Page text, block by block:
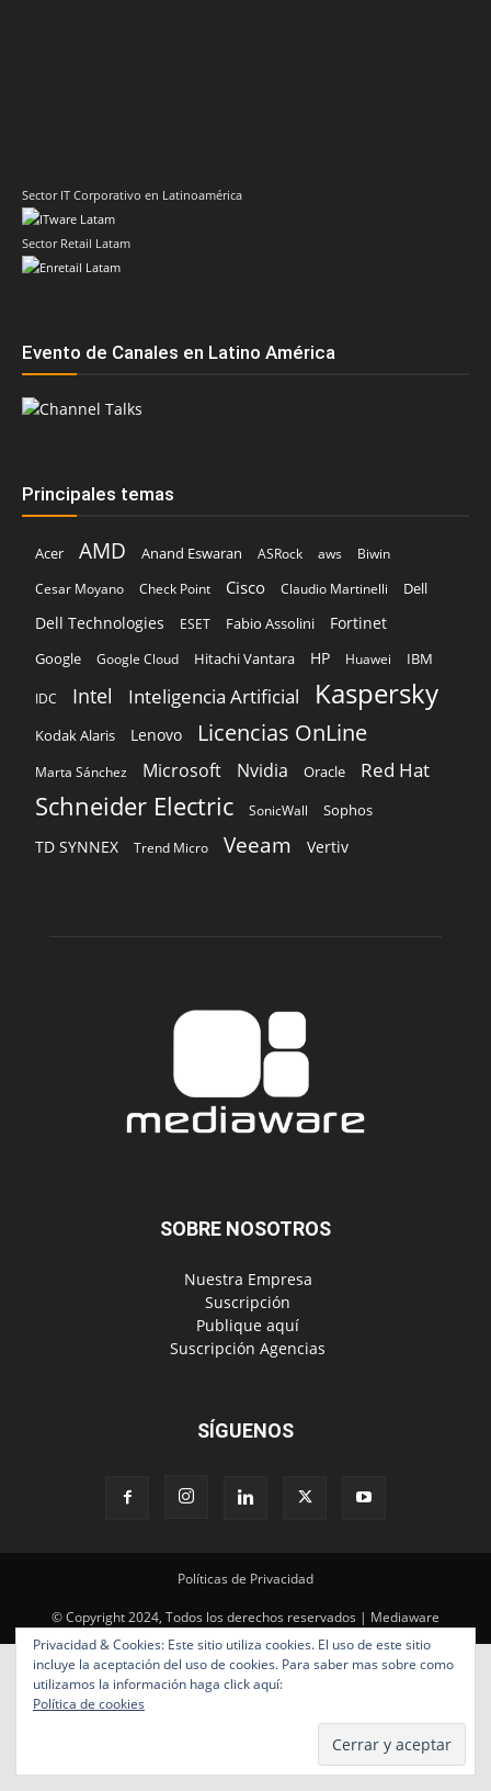
Sector IT Corporativo en Latinoamérica
Sector Retail Latam
Evento de Canales en Latino América
Principales temas
Acer AMD Anand Eswaran ASRock aws
Biwin
Cesar Moyano
Check Point Cisco Claudio Martinelli Dell
Dell Technologies ESET Fabio Assolini Fortinet
Google Google Cloud Hitachi Vantara HP Huawei IBM
IDC Intel Inteligencia Artificial Kaspersky
Kodak Alaris Lenovo Licencias OnLine
Marta Sánchez Microsoft Nvidia Oracle Red Hat
Schneider Electric SonicWall Sophos
TD SYNNEX Trend Micro Veeam Vertiv
SOBRE NOSOTROS
‎ Nuestra Empresa
‎ Suscripción
‎ Publique aquí
‎ Suscripción Agencias
SÍGUENOS
Políticas de Privacidad
© Copyright 2024, Todos los derechos reservados | Mediaware
Privacidad & Cookies: Este sitio utiliza cookies. El uso de este sitio
incluye la aceptación del uso de cookies. Para saber mas sobre como
utilizamos la información haga click aquí:
Política de cookies